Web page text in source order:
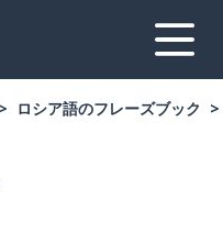
ロシア語のフレーズブック